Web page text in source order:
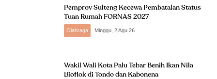
Pemprov Sulteng Kecewa Pembatalan Status
Tuan Rumah FORNAS 2027
Olahraga Minggu, 2 Agu 26
Wakil Wali Kota Palu Tebar Benih Ikan Nila
Bioflok di Tondo dan Kabonena